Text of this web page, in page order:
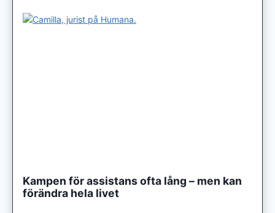
Kampen för assistans ofta lång – men kan
förändra hela livet